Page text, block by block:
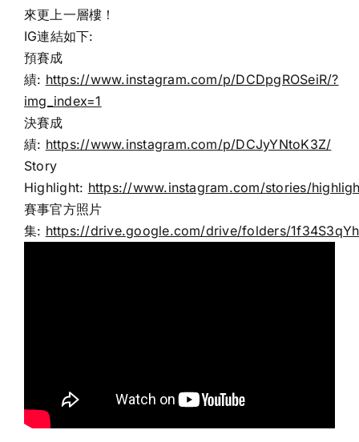
來更上一層樓！
IG連結如下:
預賽成
績: https://www.instagram.com/p/DCDpgROSeiR/?
img_index=1
決賽成
績: https://www.instagram.com/p/DCJyYNtoK3Z/
Story
Highlight: https://www.instagram.com/stories/
賽事官方照片
集: https://drive.google.com/drive/folders/